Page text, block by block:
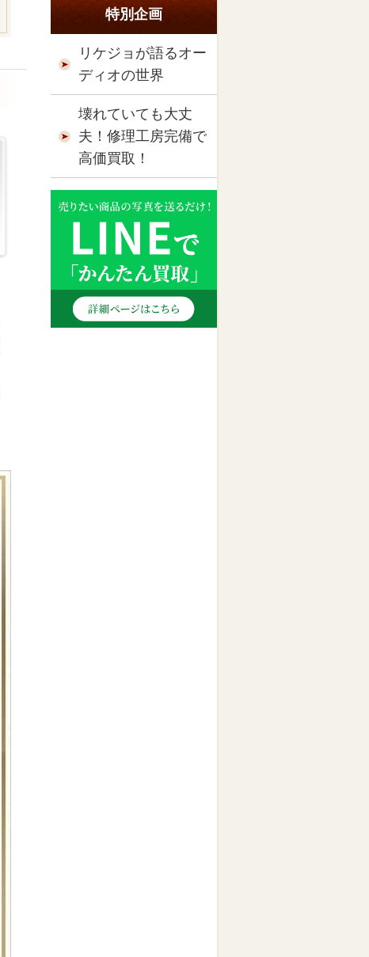
特別企画
リケジョが語るオー
ディオの世界
壊れていても大丈
夫！修理工房完備で
高価買取！